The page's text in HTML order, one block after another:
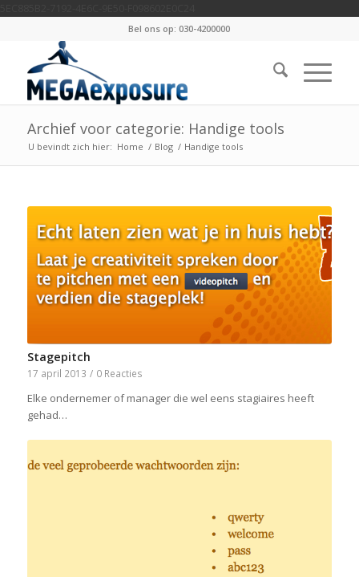
Bel ons op: 030-4200000
Archief voor categorie: Handige tools
U bevindt zich hier: Home / Blog / Handige tools
Stagepitch
17 april 2013 / 0 Reacties
Elke ondernemer of manager die wel eens stagiaires heeft
gehad…